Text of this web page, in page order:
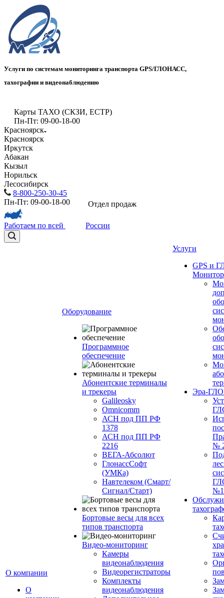
Услуги по системам мониторинга транспорта GPS/ГЛОНАСС,
тахографии и видеонаблюдению
Карты ТАХО (СКЗИ, ЕСТР)
Пн-Пт: 09-00-18-00
Красноярск
Красноярск
Иркутск
Абакан
Кызыл
Норильск
Лесосибирск
8-800-250-30-45
Пн-Пт: 09-00-18-00
Отдел продаж
Работаем по всей России
О компании
О
Оборудование
Программное
обеспечение
Абонентские терминалы
и трекеры
Galileosky
Omnicomm
АСН под ПП РФ
1378
АСН под ПП РФ
2216
ВЕГА-Абсолют
ГлонассСофт
(УМКа)
Навтелеком (Смарт/
Сигнал/Старт)
Бортовые весы для всех
типов транспорта
Видео-мониторинг
Камеры
видеонаблюдения
Видеорегистраторы
Комплекты
видеонаблюдения
Услуги
GPS и
Эра-
№